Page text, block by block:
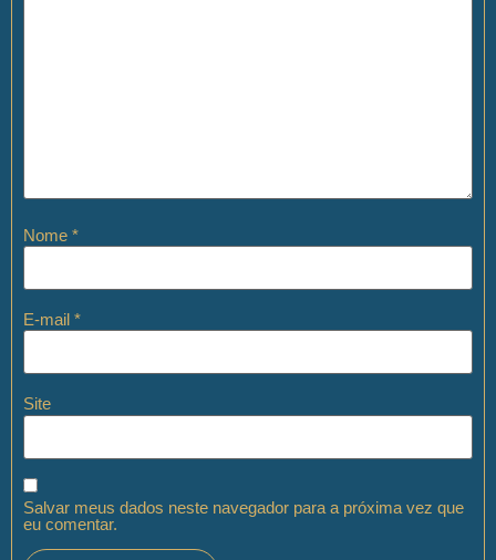
Nome *
E-mail *
Site
Salvar meus dados neste navegador para a próxima vez que
eu comentar.